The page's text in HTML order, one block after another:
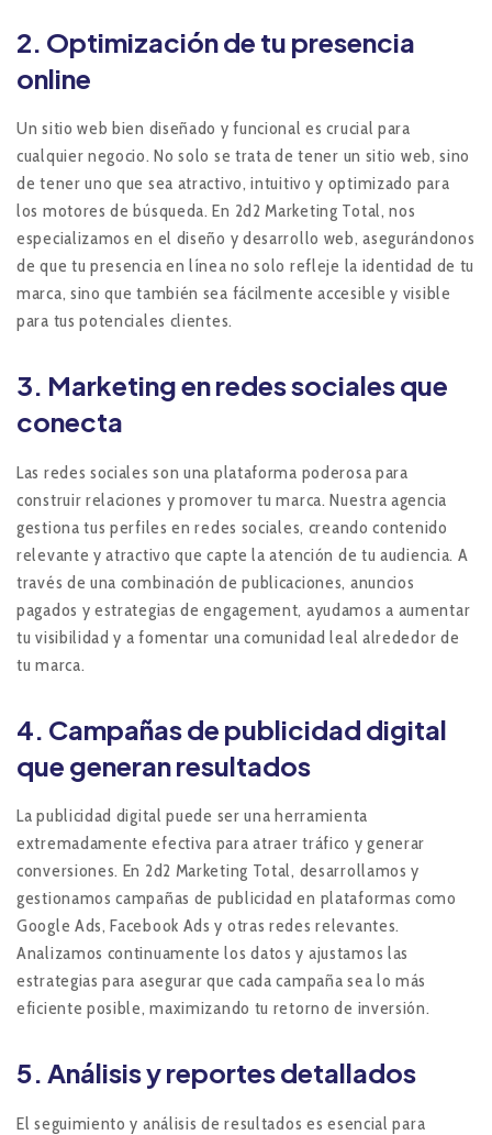
2. Optimización de tu presencia
online
Un sitio web bien diseñado y funcional es crucial para
cualquier negocio. No solo se trata de tener un sitio web, sino
de tener uno que sea atractivo, intuitivo y optimizado para
los motores de búsqueda. En 2d2 Marketing Total, nos
especializamos en el diseño y desarrollo web, asegurándonos
de que tu presencia en línea no solo refleje la identidad de tu
marca, sino que también sea fácilmente accesible y visible
para tus potenciales clientes.
3. Marketing en redes sociales que
conecta
Las redes sociales son una plataforma poderosa para
construir relaciones y promover tu marca. Nuestra agencia
gestiona tus perfiles en redes sociales, creando contenido
relevante y atractivo que capte la atención de tu audiencia. A
través de una combinación de publicaciones, anuncios
pagados y estrategias de engagement, ayudamos a aumentar
tu visibilidad y a fomentar una comunidad leal alrededor de
tu marca.
4. Campañas de publicidad digital
que generan resultados
La publicidad digital puede ser una herramienta
extremadamente efectiva para atraer tráfico y generar
conversiones. En 2d2 Marketing Total, desarrollamos y
gestionamos campañas de publicidad en plataformas como
Google Ads, Facebook Ads y otras redes relevantes.
Analizamos continuamente los datos y ajustamos las
estrategias para asegurar que cada campaña sea lo más
eficiente posible, maximizando tu retorno de inversión.
5. Análisis y reportes detallados
El seguimiento y análisis de resultados es esencial para